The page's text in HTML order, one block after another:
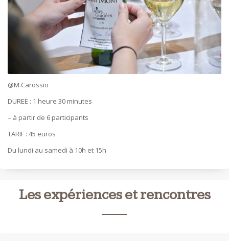
@M.Carossio
DUREE : 1 heure 30 minutes
– à partir de 6 participants
TARIF : 45 euros
Du lundi au samedi à 10h et 15h
Les expériences et rencontres